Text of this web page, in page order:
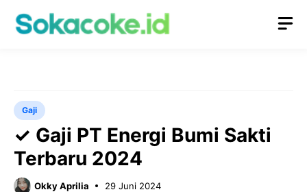
Gaji
✓ Gaji PT Energi Bumi Sakti
Terbaru 2024
Okky Aprilia 29 Juni 2024